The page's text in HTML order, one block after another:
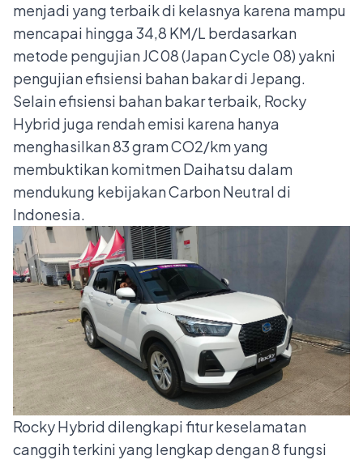
menjadi yang terbaik di kelasnya karena mampu
mencapai hingga 34,8 KM/L berdasarkan
metode pengujian JC08 (Japan Cycle 08) yakni
pengujian efisiensi bahan bakar di Jepang.
Selain efisiensi bahan bakar terbaik, Rocky
Hybrid juga rendah emisi karena hanya
menghasilkan 83 gram CO2/km yang
membuktikan komitmen Daihatsu dalam
mendukung kebijakan Carbon Neutral di
Indonesia.
Rocky Hybrid dilengkapi fitur keselamatan
canggih terkini yang lengkap dengan 8 fungsi